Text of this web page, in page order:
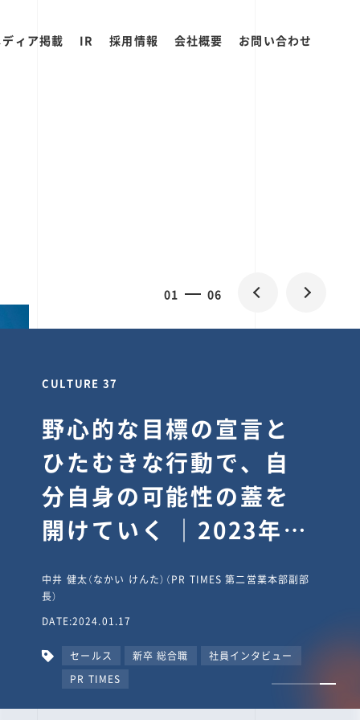
ィア掲載 IR 採用情報 会社概要 お問い合わせ
01 06